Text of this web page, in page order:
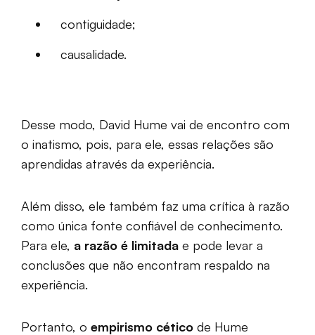
contiguidade;
causalidade.
Desse modo, David Hume vai de encontro com
o inatismo, pois, para ele, essas relações são
aprendidas através da experiência.
Além disso, ele também faz uma crítica à razão
como única fonte confiável de conhecimento.
Para ele, a razão é limitada e pode levar a
conclusões que não encontram respaldo na
experiência.
Portanto, o empirismo cético de Hume